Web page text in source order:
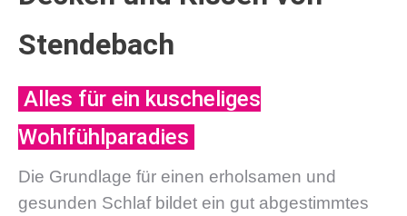
Stendebach
Alles für ein kuscheliges
Wohlfühlparadies
Die Grundlage für einen erholsamen und
gesunden Schlaf bildet ein gut abgestimmtes